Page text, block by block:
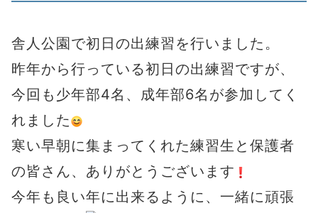
舎人公園で初日の出練習を行いました。
昨年から行っている初日の出練習ですが、
今回も少年部4名、成年部6名が参加してく
れました
寒い早朝に集まってくれた練習生と保護者
の皆さん、ありがとうございます
今年も良い年に出来るように、一緒に頑張